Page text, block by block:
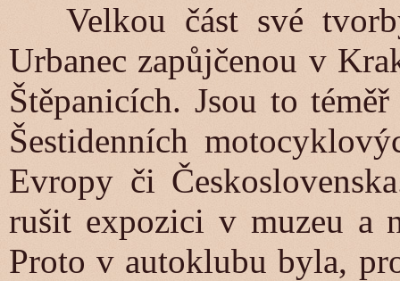
Velkou část své
Urbanec zapůjčenou v
Štěpanicích. Jsou to
Šestidenních
Evropy či
rušit expozici v muzeu a
Proto v autoklubu byla,